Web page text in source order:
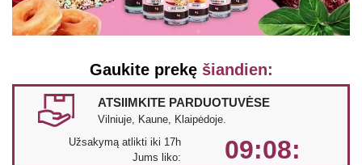
Gaukite prekę šiandien:
ATSIIMKITE PARDUOTUVĖSE
Vilniuje, Kaune, Klaipėdoje.
Užsakymą atlikti iki 17h
Jums liko:
09:08: